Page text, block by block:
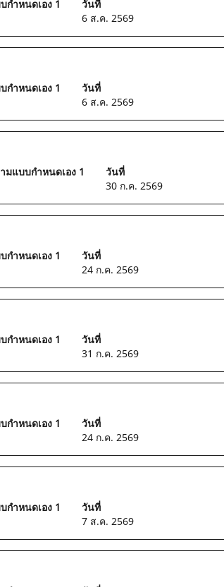
กำหนดเอง 1
วันที่
6 ส.ค. 2569
กำหนดเอง 1
วันที่
6 ส.ค. 2569
มแบบกำหนดเอง 1
วันที่
30 ก.ค. 2569
กำหนดเอง 1
วันที่
24 ก.ค. 2569
กำหนดเอง 1
วันที่
31 ก.ค. 2569
กำหนดเอง 1
วันที่
24 ก.ค. 2569
กำหนดเอง 1
วันที่
7 ส.ค. 2569